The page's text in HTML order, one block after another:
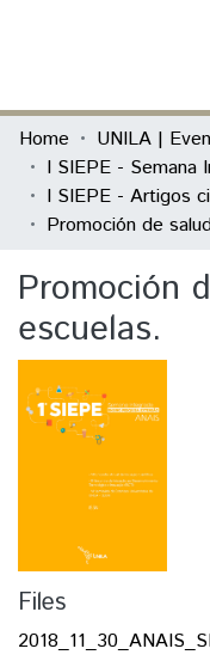
Communities &
All of DSpace
Statistics
Home UNILA |
I SIEPE - Artigos
Promoción
escuelas.
Files